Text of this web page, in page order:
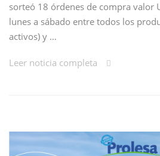
sorteó 18 órdenes de compra valor
lunes a sábado entre todos los
activos) y …
Leer noticia completa